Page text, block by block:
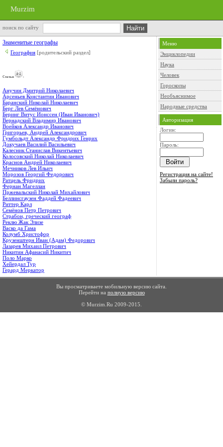
Murzim
поиск по сайту
Знаменитые географы
География [родительский раздел]
Cтатьи :
Анучин Дмитрий Николаевич
Арсеньев Константин Иванович
Баранский Николай Николаевич
Берг Лев Семёнович
Беринг Витус Ионссен (Иван Иванович)
Вернадский Владимир Иванович
Воейков Александр Иванович
Григорьев, Андрей Александрович
Гумбольдт Александр Фридрих Генрих
Докучаев Василий Васильевич
Калесник Станислав Викентьевич
Колосовский Николай Николаевич
Краснов Андрей Николаевич
Мечников Лев Ильич
Морозов Георгий Федорович
Ратцель Фридрих
Фернан Магеллан
Пржевальский Николай Михайлович
Беллинсгаузен Фаддей Фадеевич
Риттер Карл
Семёнов Петр Петрович
Страбон, греческий географ
Реклю Жак Элизе
Васко да Гама
Колумб Христофор
Крузенштерн Иван (Адам) Федорович
Лазарев Михаил Петрович
Никитин Афанасий Никитич
Поло Марко
Хейердал Тур
Герард Меркатор
Меню
Энциклопедии
Наука
Человек
Гороскопы
Необъяснимое
Народные средства
Авторизация
Логин:
Пароль:
Регистрация на сайте!
Забыли пароль?
Вы просматриваете мобильную версию сайта.
Перейти на полную версию
© Murzim.Ru 2009-2015.